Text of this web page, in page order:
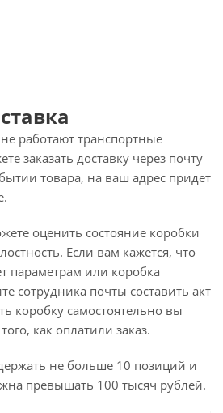
работают транспортные
заказать доставку через почту
товара, на ваш адрес придет
оценить состояние коробки
Если вам кажется, что
параметрам или коробка
сотрудника почты составить акт
коробку самостоятельно вы
как оплатили заказ.
не больше 10 позиций и
превышать 100 тысяч рублей.